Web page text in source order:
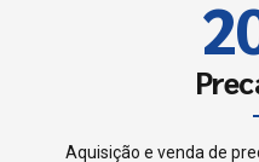
9
0
5
6
2
3
Aquisição e venda de
4
5